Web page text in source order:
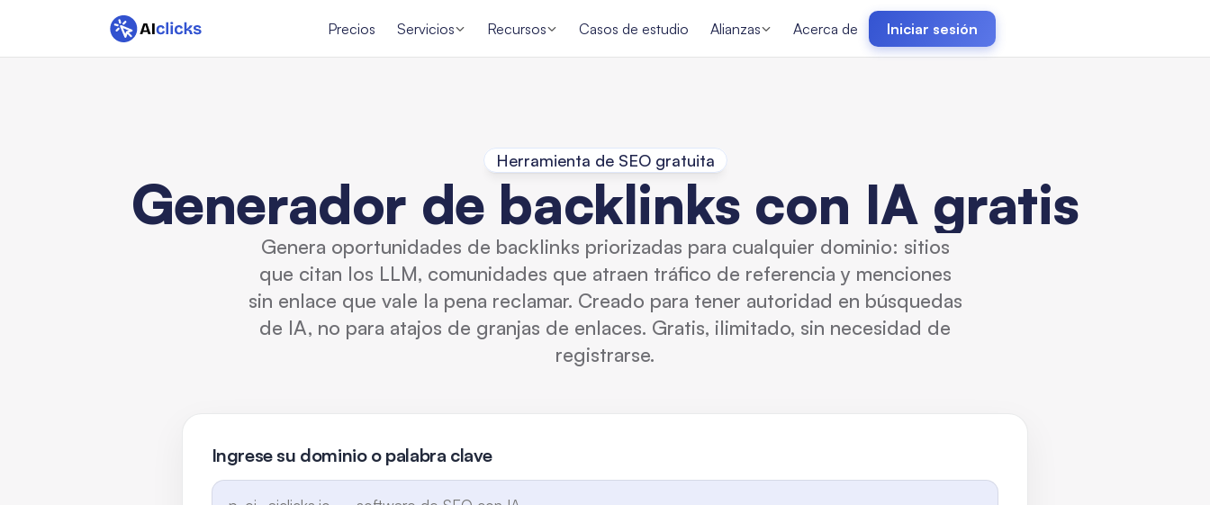
Precios Servicios Recursos Casos de estudio Alianzas Acerca de Iniciar sesión
Herramienta de SEO gratuita
Generador de backlinks con IA gratis
Genera oportunidades de backlinks priorizadas para cualquier dominio: sitios
que citan los LLM, comunidades que atraen tráfico de referencia y menciones
sin enlace que vale la pena reclamar. Creado para tener autoridad en búsquedas
de IA, no para atajos de granjas de enlaces. Gratis, ilimitado, sin necesidad de
registrarse.
Ingrese su dominio o palabra clave